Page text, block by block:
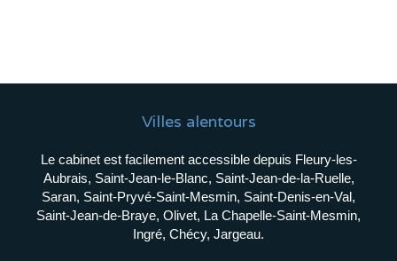
Villes alentours
Le cabinet est facilement accessible depuis Fleury-les-
Aubrais, Saint-Jean-le-Blanc, Saint-Jean-de-la-Ruelle,
Saran, Saint-Pryvé-Saint-Mesmin, Saint-Denis-en-Val,
Saint-Jean-de-Braye, Olivet, La Chapelle-Saint-Mesmin,
Ingré, Chécy, Jargeau.